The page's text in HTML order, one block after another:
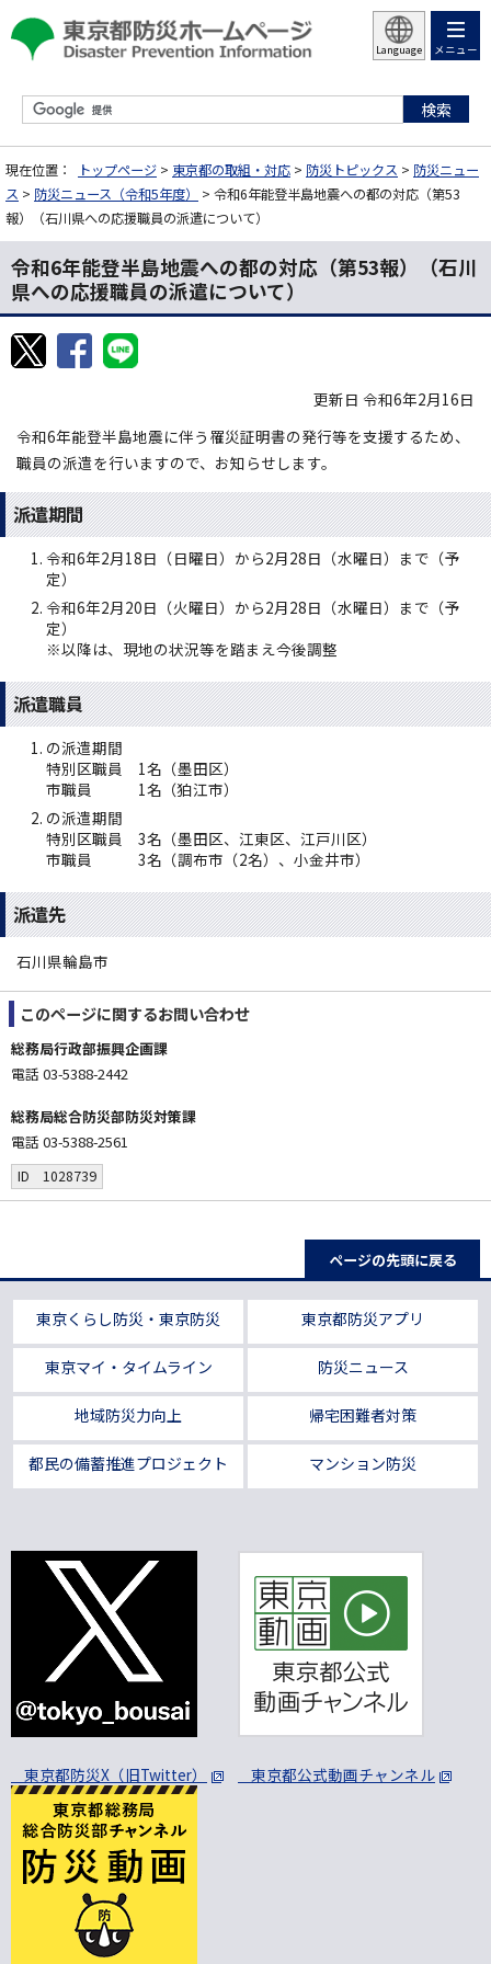
Language メニュー
現在位置： トップページ > 東京都の取組・対応 > 防災トピックス > 防災ニュー
ス > 防災ニュース（令和5年度）
> 令和6年能登半島地震への都の対応（第53
報）（石川県への応援職員の派遣について）
令和6年能登半島地震への都の対応（第53報）（石川
県への応援職員の派遣について）
更新日 令和6年2月16日
令和6年能登半島地震に伴う罹災証明書の発行等を支援するため、
職員の派遣を行いますので、お知らせします。
派遣期間
令和6年2月18日（日曜日）から2月28日（水曜日）まで（予
定）
令和6年2月20日（火曜日）から2月28日（水曜日）まで（予
定）
※以降は、現地の状況等を踏まえ今後調整
派遣職員
の派遣期間
特別区職員 1名（墨田区）
市職員 1名（狛江市）
の派遣期間
特別区職員 3名（墨田区、江東区、江戸川区）
市職員 3名（調布市（2名）、小金井市）
派遣先
石川県輪島市
このページに関するお問い合わせ
総務局行政部振興企画課
電話 03-5388-2442
総務局総合防災部防災対策課
電話 03-5388-2561
ID 1028739
ページの先頭に戻る
東京くらし防災・東京防災 東京都防災アプリ
東京マイ・タイムライン 防災ニュース
地域防災力向上 帰宅困難者対策
都民の備蓄推進プロジェクト マンション防災
東京都防災X（旧Twitter） 東京都公式動画チャンネル